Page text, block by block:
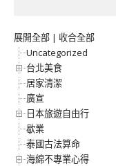
展開全部 | 收合全部
Uncategorized
台北美食
居家清潔
廣宣
日本旅遊自由行
歇業
泰國古法算命
海綿不專業心得